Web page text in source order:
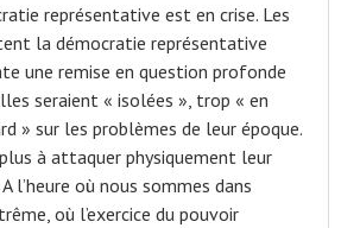
représentative est en crise. Les
la démocratie représentative
une remise en question profonde
seraient « isolées », trop « en
» sur les problèmes de leur époque.
à attaquer physiquement leur
l’heure où nous sommes dans
où l’exercice du pouvoir